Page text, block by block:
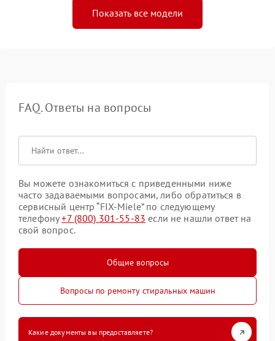
Показать все модели
FAQ. Ответы на вопросы
Вы можете ознакомиться с приведенными ниже
часто задаваемыми вопросами, либо обратиться в
сервисный центр “FIX-Miele” по следующему
телефону+7 (800) 301-55-83 если не нашли ответ на
свой вопрос.
Общие вопросы
Вопросы по ремонту стиральных машин
Какие документы вы предоставляете?